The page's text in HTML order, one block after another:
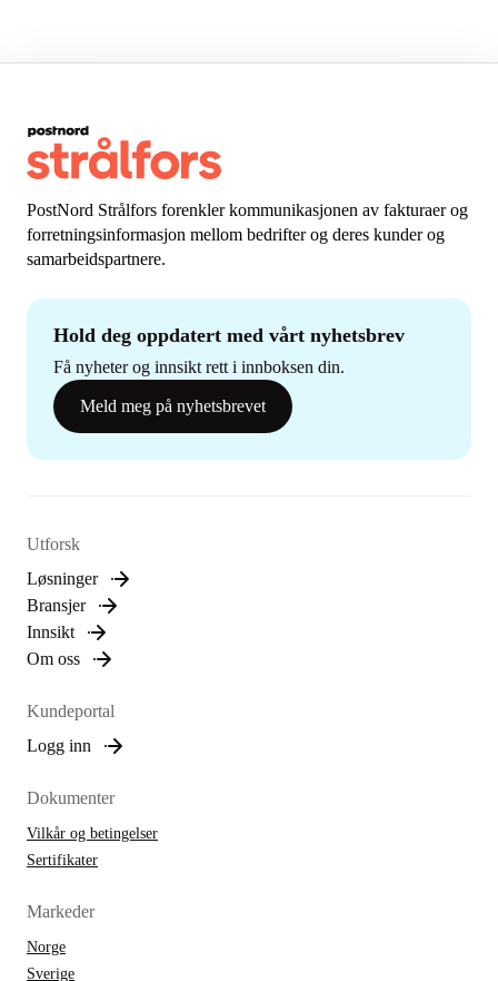
PostNord Strålfors forenkler kommunikasjonen av fakturaer og
forretningsinformasjon mellom bedrifter og deres kunder og
samarbeidspartnere.
Hold deg oppdatert med vårt nyhetsbrev
Få nyheter og innsikt rett i innboksen din.
Meld meg på nyhetsbrevet
Utforsk
Løsninger
Bransjer
Innsikt
Om oss
Kundeportal
Logg inn
Dokumenter
Vilkår og betingelser
Sertifikater
Markeder
Norge
Sverige